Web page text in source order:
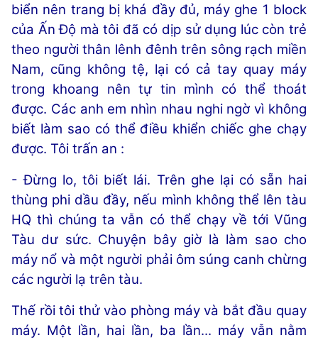
biển nên trang bị khá đầy đủ, máy ghe 1 block
của Ấn Độ mà tôi đã có dịp sử dụng lúc còn trẻ
theo người thân lênh đênh trên sông rạch miền
Nam, cũng không tệ, lại có cả tay quay máy
trong khoang nên tự tin mình có thể thoát
được. Các anh em nhìn nhau nghi ngờ vì không
biết làm sao có thể điều khiển chiếc ghe chạy
được. Tôi trấn an :
- Đừng lo, tôi biết lái. Trên ghe lại có sẵn hai
thùng phi dầu đầy, nếu mình không thể lên tàu
HQ thì chúng ta vẫn có thể chạy về tới Vũng
Tàu dư sức. Chuyện bây giờ là làm sao cho
máy nổ và một người phải ôm súng canh chừng
các người lạ trên tàu.
Thế rồi tôi thử vào phòng máy và bắt đầu quay
máy. Một lần, hai lần, ba lần... máy vẫn nằm